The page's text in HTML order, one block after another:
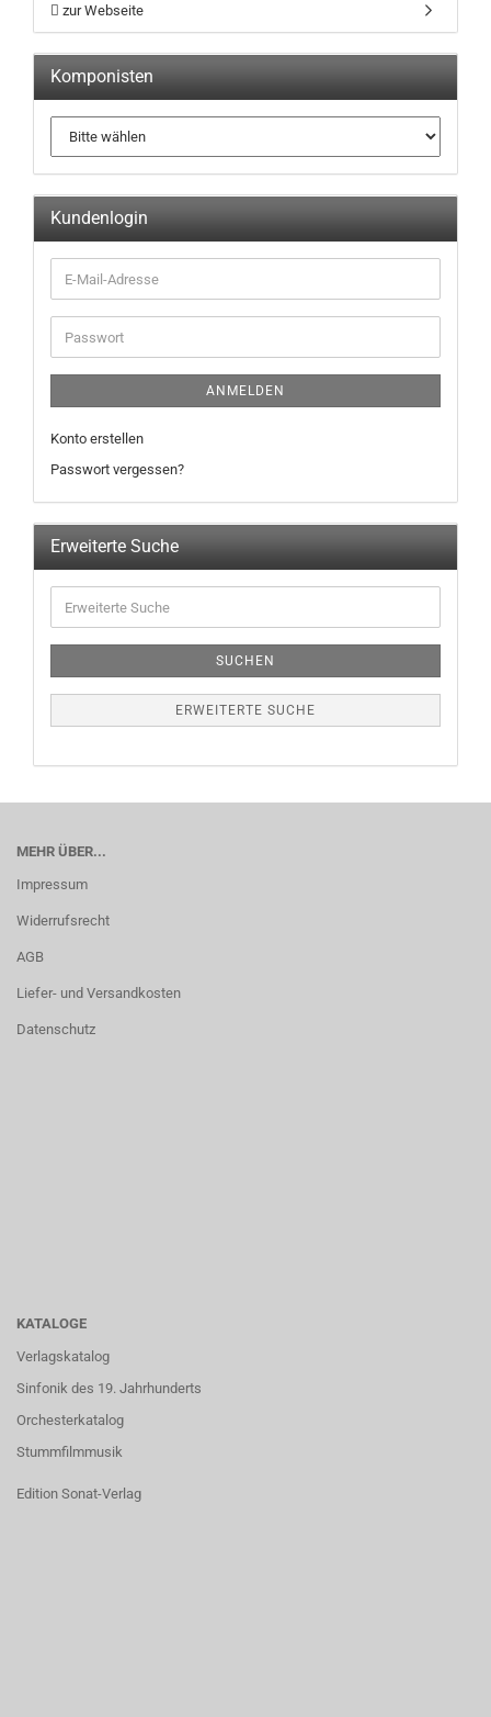
zur Webseite
Komponisten
Kundenlogin
ANMELDEN
Konto erstellen
Passwort vergessen?
Erweiterte Suche
SUCHEN
ERWEITERTE SUCHE
MEHR ÜBER...
Impressum
Widerrufsrecht
AGB
Liefer- und Versandkosten
Datenschutz
KATALOGE
Verlagskatalog
Sinfonik des 19. Jahrhunderts
Orchesterkatalog
Stummfilmmusik
Edition Sonat-Verlag